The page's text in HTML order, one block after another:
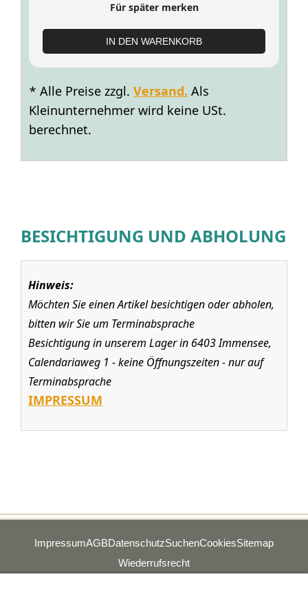
Für später merken
IN DEN WARENKORB
* Alle Preise zzgl. Versand. Als
Kleinunternehmer wird keine USt.
berechnet.
BESICHTIGUNG UND ABHOLUNG
Hinweis:
Möchten Sie einen Artikel besichtigen oder abholen,
bitten wir Sie um Terminabsprache
Besichtigung in unserem Lager in 6403 Immensee,
Calendariaweg 1 - keine Öffnungszeiten - nur auf
Terminabsprache
IMPRESSUM
ImpressumAGBDatenschutzSuchenCookiesSitemap
Wiederrufsrecht